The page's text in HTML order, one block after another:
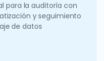
para la auditoría con
y seguimiento
de datos